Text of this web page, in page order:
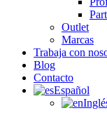
Outlet
Marcas
Trabaja con
Blog
Contacto
Español